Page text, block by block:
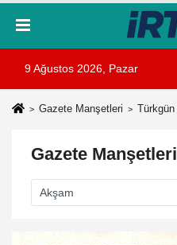
9 Ağustos 2026, Pazar
Gazete Manşetleri Türkgün
Gazete Manşetleri